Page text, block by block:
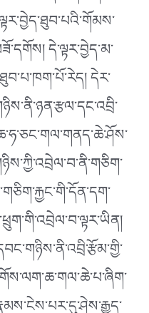
དེ་ལྟར་བྱེད་མ་
དེར་